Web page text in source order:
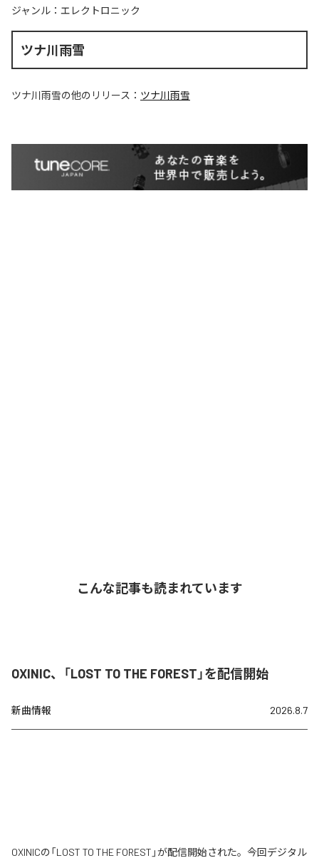
ジャンル： エレクトロニック
ツナ川雨雪
ツナ川雨雪の他のリリース： ツナ川雨雪
こんな記事も読まれています
OXINIC、「LOST TO THE FOREST」を配信開始
新曲情報 2026.8.7
OXINICの「LOST TO THE FOREST」が配信開始された。今回デジタル